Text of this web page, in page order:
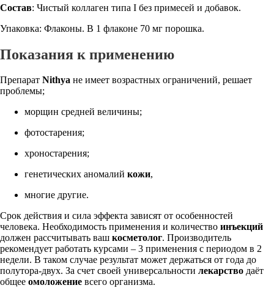
Состав: Чистый коллаген типа I без примесей и добавок.
Упаковка: Флаконы. В 1 флаконе 70 мг порошка.
Показания к применению
Препарат Nithya не имеет возрастных ограничений, решает
проблемы;
морщин средней величины;
фотостарения;
хроностарения;
генетических аномалий кожи,
многие другие.
Срок действия и сила эффекта зависят от особенностей
человека. Необходимость применения и количество инъекций
должен рассчитывать ваш косметолог. Производитель
рекомендует работать курсами – 3 применения с периодом в 2
недели. В таком случае результат может держаться от года до
полутора-двух. За счет своей универсальности лекарство даёт
общее омоложение всего организма.